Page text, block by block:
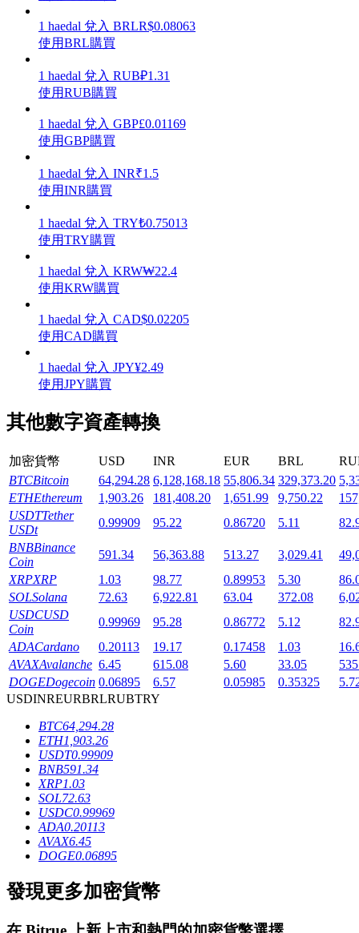
使您的資產穩定增值
一鍵質押鎖定高收益
Launchpool
活期質押獲得熱門資產
鎖倉BTR
輕鬆獲得多重福利
借貸寶
借貸數字貨幣，及時且安全的服務
1 haedal 兌入 BRLR$0.08063
使用BRL購買
1 haedal 兌入 RUB₽1.31
使用RUB購買
1 haedal 兌入 GBP£0.01169
使用GBP購買
1 haedal 兌入 INR₹1.5
使用INR購買
1 haedal 兌入 TRY₺0.75013
使用TRY購買
1 haedal 兌入 KRW₩22.4
使用KRW購買
1 haedal 兌入 CAD$0.02205
使用CAD購買
1 haedal 兌入 JPY¥2.49
使用JPY購買
其他數字資產轉換
加密貨幣 USD INR EUR BRL
BTCBitcoin 64,294.28 6,128,168.18 55,806.34 329,373.20
ETHEthereum 1,903.26 181,408.20 1,651.99 9,750.22
USDTTether
USDt
0.99909 95.22 0.86720 5.11
BNBBinance
Coin
591.34 56,363.88 513.27 3,029.41
XRPXRP 1.03 98.77 0.89953 5.30
SOLSolana 72.63 6,922.81 63.04 372.08
USDCUSD
Coin
0.99969 95.28 0.86772 5.12
ADACardano 0.20113 19.17 0.17458 1.03
AVAXAvalanche 6.45 615.08 5.60 33.05
DOGEDogecoin 0.06895 6.57 0.05985 0.35325
USDINREURBRLRUBTRY
BTC64,294.28
ETH1,903.26
USDT0.99909
BNB591.34
XRP1.03
SOL72.63
USDC0.99969
ADA0.20113
AVAX6.45
DOGE0.06895
發現更多加密貨幣